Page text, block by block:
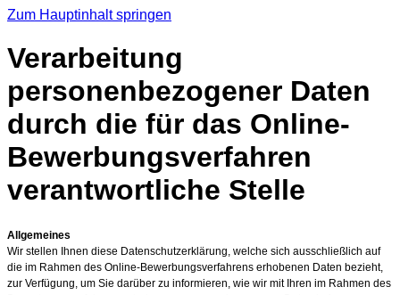
Zum Hauptinhalt springen
Verarbeitung
personenbezogener Daten
durch die für das Online-
Bewerbungsverfahren
verantwortliche Stelle
Allgemeines
Wir stellen Ihnen diese Datenschutzerklärung, welche sich ausschließlich auf
die im Rahmen des Online-Bewerbungsverfahrens erhobenen Daten bezieht,
zur Verfügung, um Sie darüber zu informieren, wie wir mit Ihren im Rahmen des